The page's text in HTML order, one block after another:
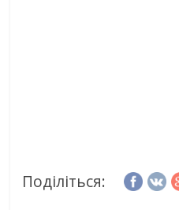
Поділіться: